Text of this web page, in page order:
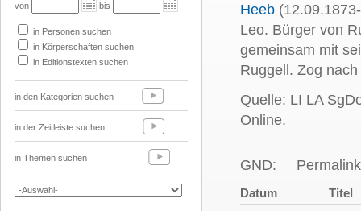
von bis
in Personen suchen
in Körperschaften suchen
in Editionstexten suchen
in den Kategorien suchen
in der Zeitleiste suchen
in Themen suchen
Heeb
Leo. Bürger von
gemeinsam mit
Ruggell. Zog
Quelle: LI LA
Online.
GND:
Datum Titel